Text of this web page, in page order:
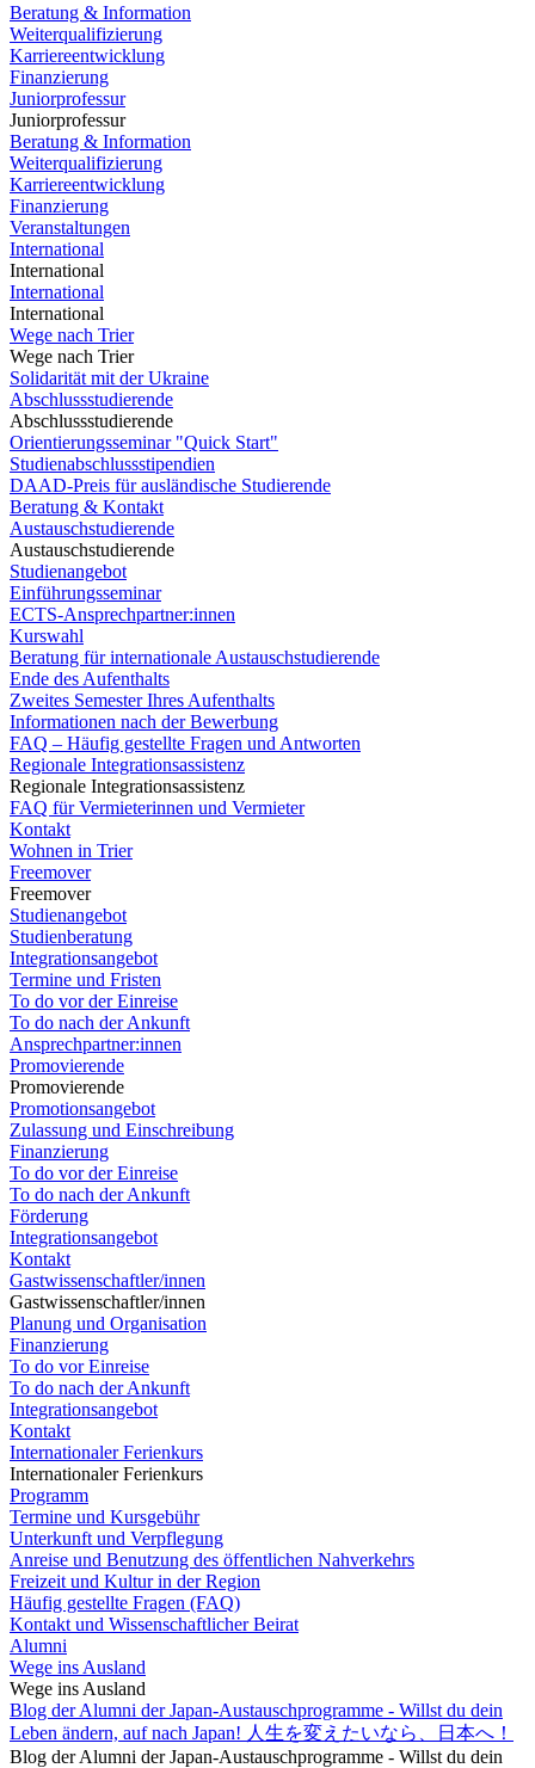
Beratung & Information
Weiterqualifizierung
Karriereentwicklung
Finanzierung
Juniorprofessur
Juniorprofessur
Beratung & Information
Weiterqualifizierung
Karriereentwicklung
Finanzierung
Veranstaltungen
International
International
International
International
Wege nach Trier
Wege nach Trier
Solidarität mit der Ukraine
Abschlussstudierende
Abschlussstudierende
Orientierungsseminar "Quick Start"
Studienabschlussstipendien
DAAD-Preis für ausländische Studierende
Beratung & Kontakt
Austauschstudierende
Austauschstudierende
Studienangebot
Einführungsseminar
ECTS-Ansprechpartner:innen
Kurswahl
Beratung für internationale Austauschstudierende
Ende des Aufenthalts
Zweites Semester Ihres Aufenthalts
Informationen nach der Bewerbung
FAQ – Häufig gestellte Fragen und Antworten
Regionale Integrationsassistenz
Regionale Integrationsassistenz
FAQ für Vermieterinnen und Vermieter
Kontakt
Wohnen in Trier
Freemover
Freemover
Studienangebot
Studienberatung
Integrationsangebot
Termine und Fristen
To do vor der Einreise
To do nach der Ankunft
Ansprechpartner:innen
Promovierende
Promovierende
Promotionsangebot
Zulassung und Einschreibung
Finanzierung
To do vor der Einreise
To do nach der Ankunft
Förderung
Integrationsangebot
Kontakt
Gastwissenschaftler/innen
Gastwissenschaftler/innen
Planung und Organisation
Finanzierung
To do vor Einreise
To do nach der Ankunft
Integrationsangebot
Kontakt
Internationaler Ferienkurs
Internationaler Ferienkurs
Programm
Termine und Kursgebühr
Unterkunft und Verpflegung
Anreise und Benutzung des öffentlichen Nahverkehrs
Freizeit und Kultur in der Region
Häufig gestellte Fragen (FAQ)
Kontakt und Wissenschaftlicher Beirat
Alumni
Wege ins Ausland
Wege ins Ausland
Blog der Alumni der Japan-Austauschprogramme - Willst du dein
Leben ändern, auf nach Japan! 人生を変えたいなら、日本へ！
Blog der Alumni der Japan-Austauschprogramme - Willst du dein